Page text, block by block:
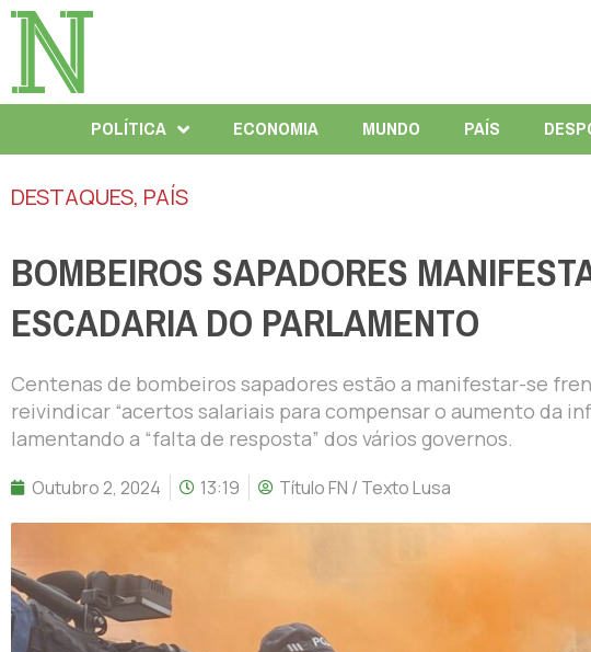
POLÍTICA ECONOMIA MUNDO PAÍS
DESTAQUES, PAÍS
BOMBEIROS SAPADORES
ESCADARIA DO PARLAMENTO
Centenas de bombeiros sapadores estão a manifestar-se
reivindicar “acertos salariais para compensar o aumento da
lamentando a “falta de resposta” dos vários governos.
Outubro 2, 2024 13:19 Título FN / Texto Lusa